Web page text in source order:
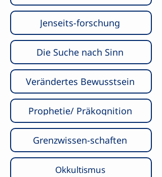
Jenseits-forschung
​Die Suche nach Sinn
Verändertes Bewusstsein
Prophetie/ Präkognition
Grenzwissen-schaften
Okkultismus